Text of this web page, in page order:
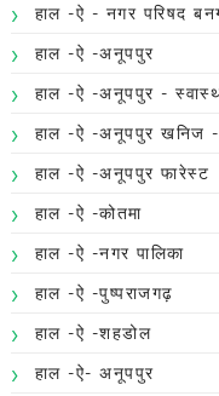
हाल -ऐ - नगर परिषद
हाल -ऐ -अनूपपुर
हाल -ऐ -अनूपपुर -
हाल -ऐ -अनूपपुर खनिज -
हाल -ऐ -अनूपपुर फारेस्ट
हाल -ऐ -कोतमा
हाल -ऐ -नगर पालिका
हाल -ऐ -पुष्पराजगढ़
हाल -ऐ -शहडोल
हाल -ऐ- अनूपपुर